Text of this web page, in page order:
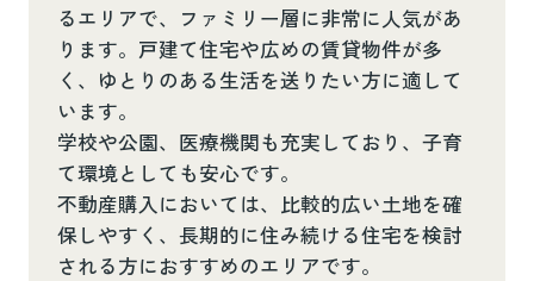
るエリアで、ファミリー層に非常に人気があ
ります。戸建て住宅や広めの賃貸物件が多
く、ゆとりのある生活を送りたい方に適して
います。
学校や公園、医療機関も充実しており、子育
て環境としても安心です。
不動産購入においては、比較的広い土地を確
保しやすく、長期的に住み続ける住宅を検討
される方におすすめのエリアです。